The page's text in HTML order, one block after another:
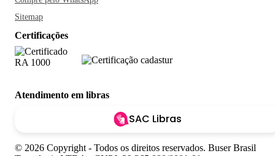
Sitemap
Certificações
Atendimento em libras
SAC Libras
© 2026 Copyright - Todos os direitos reservados. Buser Brasil